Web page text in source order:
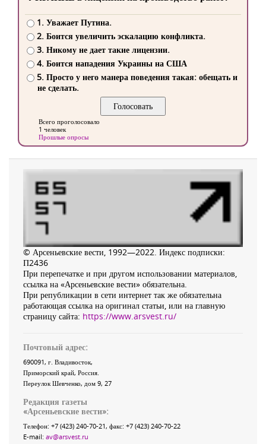
1. Уважает Путина.
2. Боится увеличить эскалацию конфликта.
3. Никому не дает такие лицензии.
4. Боится нападения Украины на США
5. Просто у него манера поведения такая: обещать и
не сделать.
Всего проголосовало
1 человек
Прошлые опросы
© Арсеньевские вести, 1992—2022. Индекс подписки:
П2436
При перепечатке и при другом использовании материалов,
ссылка на «Арсеньевские вести» обязательна.
При републикации в сети интернет так же обязательна
работающая ссылка на оригинал статьи, или на главную
страницу сайта: https://www.arsvest.ru/
Почтовый адрес:
690091, г. Владивосток,
Приморский край, Россия
Переулок Шевченко, дом 9, 27
Редакция газеты
«Арсеньевские вести»:
Телефон: +7 (423) 240-70-21, факс: +7 (423) 240-70-22
E-mail: av@arsvest.ru